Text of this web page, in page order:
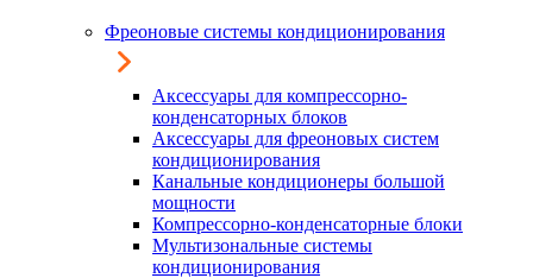
Фреоновые системы кондиционирования
Аксессуары для компрессорно-
конденсаторных блоков
Аксессуары для фреоновых систем
кондиционирования
Канальные кондиционеры большой
мощности
Компрессорно-конденсаторные блоки
Мультизональные системы
кондиционирования